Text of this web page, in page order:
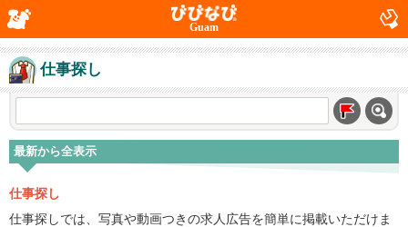
Guam
仕事探し
最新から全表示
仕事探し
仕事探しでは、写真や動画つきの求人広告を簡単に掲載いただけま